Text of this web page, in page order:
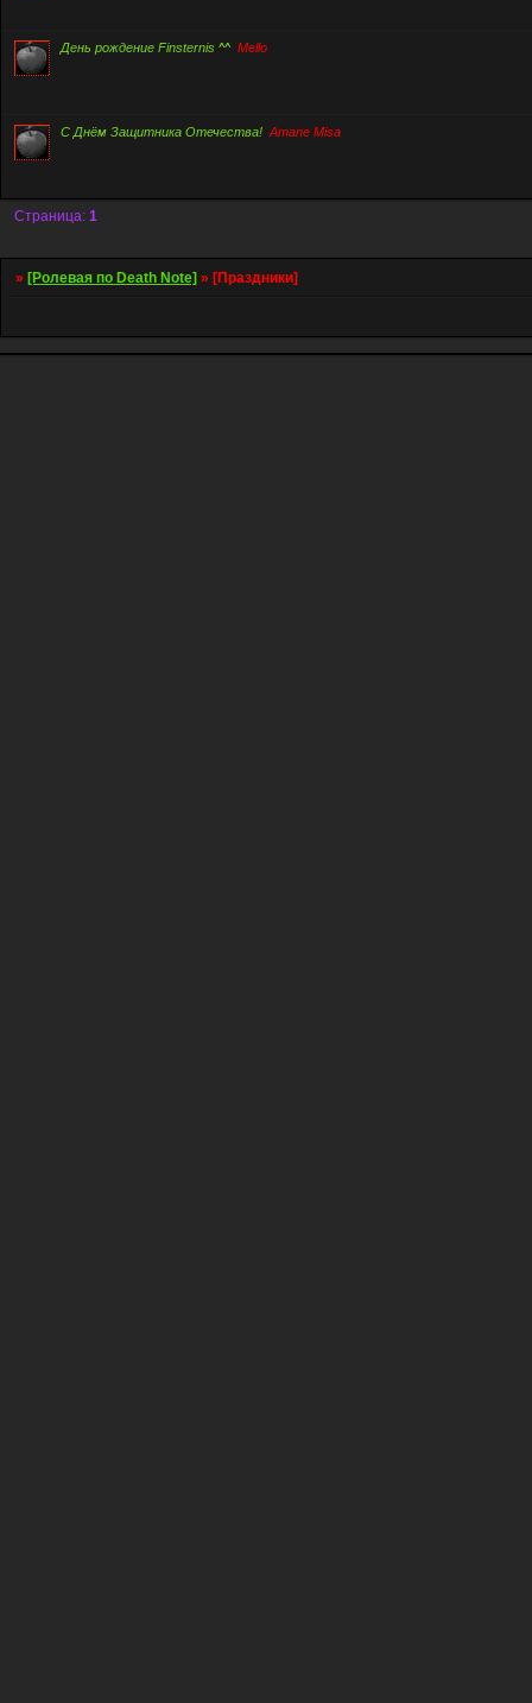
День рождение Finsternis ^^ Mello
С Днём Защитника Отечества! Amane Misa
Страница:1
» [Ролевая по Death Note] » [Праздники]